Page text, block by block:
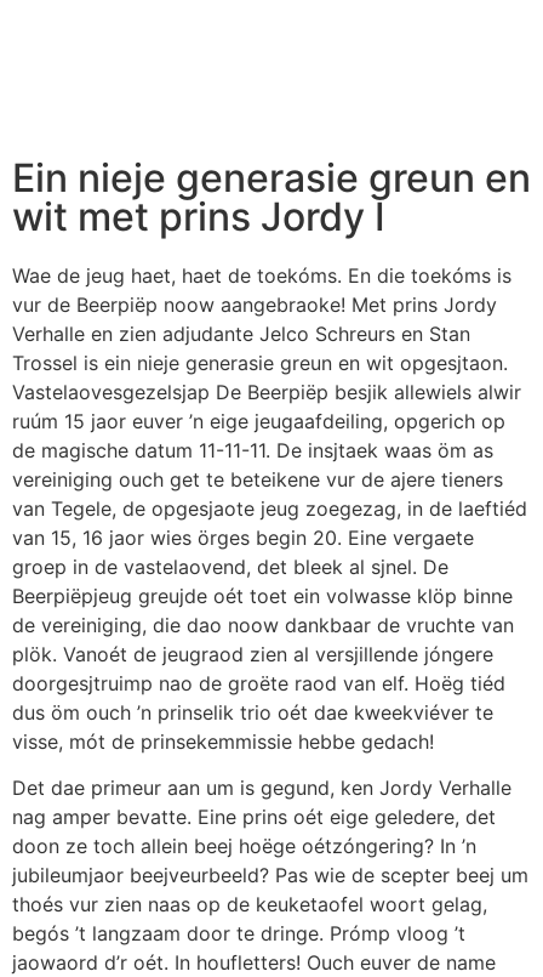
Ein nieje generasie greun en
wit met prins Jordy I
Wae de jeug haet, haet de toekóms. En die toekóms is
vur de Beerpiëp noow aangebraoke! Met prins Jordy
Verhalle en zien adjudante Jelco Schreurs en Stan
Trossel is ein nieje generasie greun en wit opgesjtaon.
Vastelaovesgezelsjap De Beerpiëp besjik allewiels alwir
ruúm 15 jaor euver ’n eige jeugaafdeiling, opgerich op
de magische datum 11-11-11. De insjtaek waas öm as
vereiniging ouch get te beteikene vur de ajere tieners
van Tegele, de opgesjaote jeug zoegezag, in de laeftiéd
van 15, 16 jaor wies örges begin 20. Eine vergaete
groep in de vastelaovend, det bleek al sjnel. De
Beerpiëpjeug greujde oét toet ein volwasse klöp binne
de vereiniging, die dao noow dankbaar de vruchte van
plök. Vanoét de jeugraod zien al versjillende jóngere
doorgesjtruimp nao de groëte raod van elf. Hoëg tiéd
dus öm ouch ’n prinselik trio oét dae kweekviéver te
visse, mót de prinsekemmissie hebbe gedach!
Det dae primeur aan um is gegund, ken Jordy Verhalle
nag amper bevatte. Eine prins oét eige geledere, det
doon ze toch allein beej hoëge oétzóngering? In ’n
jubileumjaor beejveurbeeld? Pas wie de scepter beej um
thoés vur zien naas op de keuketaofel woort gelag,
begós ’t langzaam door te dringe. Prómp vloog ’t
jaowaord d’r oét. In houfletters! Ouch euver de name